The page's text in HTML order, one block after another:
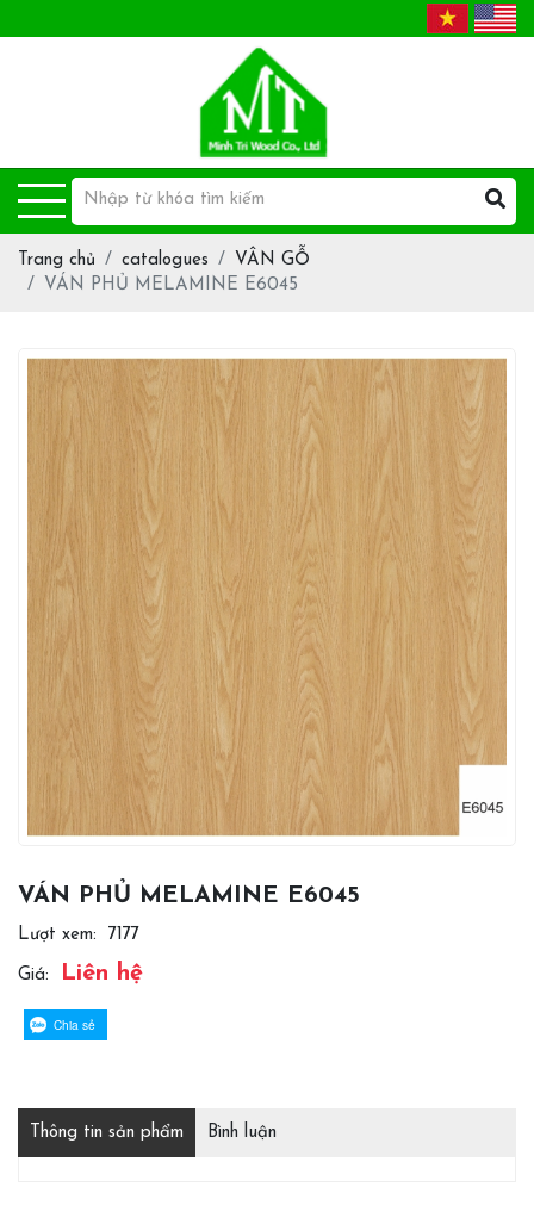
Trang chủ catalogues
VÂN GỖ
VÁN PHỦ MELAMINE E6045
VÁN PHỦ MELAMINE E6045
Lượt xem: 7177
Giá: Liên hệ
Chia sẻ
Thông tin sản phẩm Bình luận